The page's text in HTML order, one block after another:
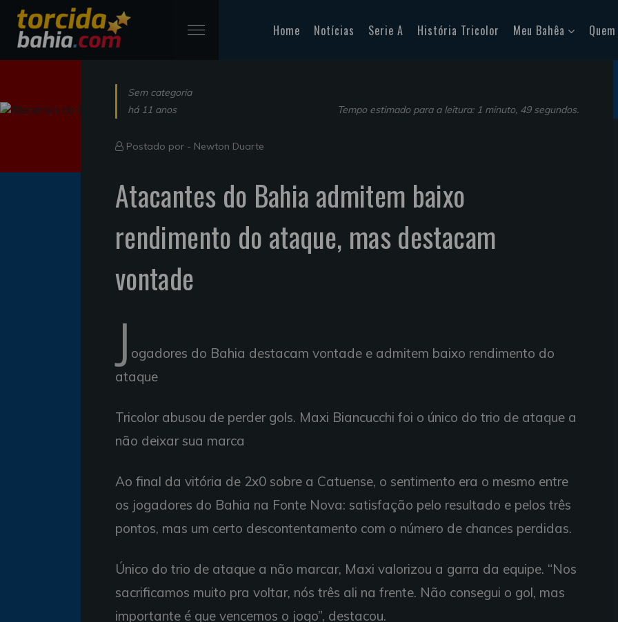
Home Notícias Serie A História Tricolor Meu Bahêa
Sem categoria
há 11 anos
Tempo estimado para a leitura: 1 minuto, 49 segundos.
Postado por - Newton Duarte
Atacantes do Bahia admitem baixo
rendimento do ataque, mas destacam
vontade
J ogadores do Bahia destacam vontade e admitem baixo rendimento do
ataque
Tricolor abusou de perder gols. Maxi Biancucchi foi o único do trio de ataque a
não deixar sua marca
Ao final da vitória de 2x0 sobre a Catuense, o sentimento era o mesmo entre
os jogadores do Bahia na Fonte Nova: satisfação pelo resultado e pelos três
pontos, mas um certo descontentamento com o número de chances perdidas.
Único do trio de ataque a não marcar, Maxi valorizou a garra da equipe. “Nos
sacrificamos muito pra voltar, nós três ali na frente. Não consegui o gol, mas
importante é que vencemos o jogo”, destacou.